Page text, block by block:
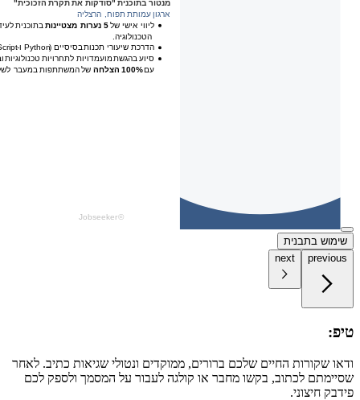
שימוש בתבנית
previous
next
טיפ:
ודאו שקורות החיים שלכם ברורים, ממוקדים ונטולי שגיאות כתיב. לאחר
שסיימתם לכתוב, בקשו מחבר או קולגה לעבור על המסמך ולספק לכם
פידבק חיצוני.